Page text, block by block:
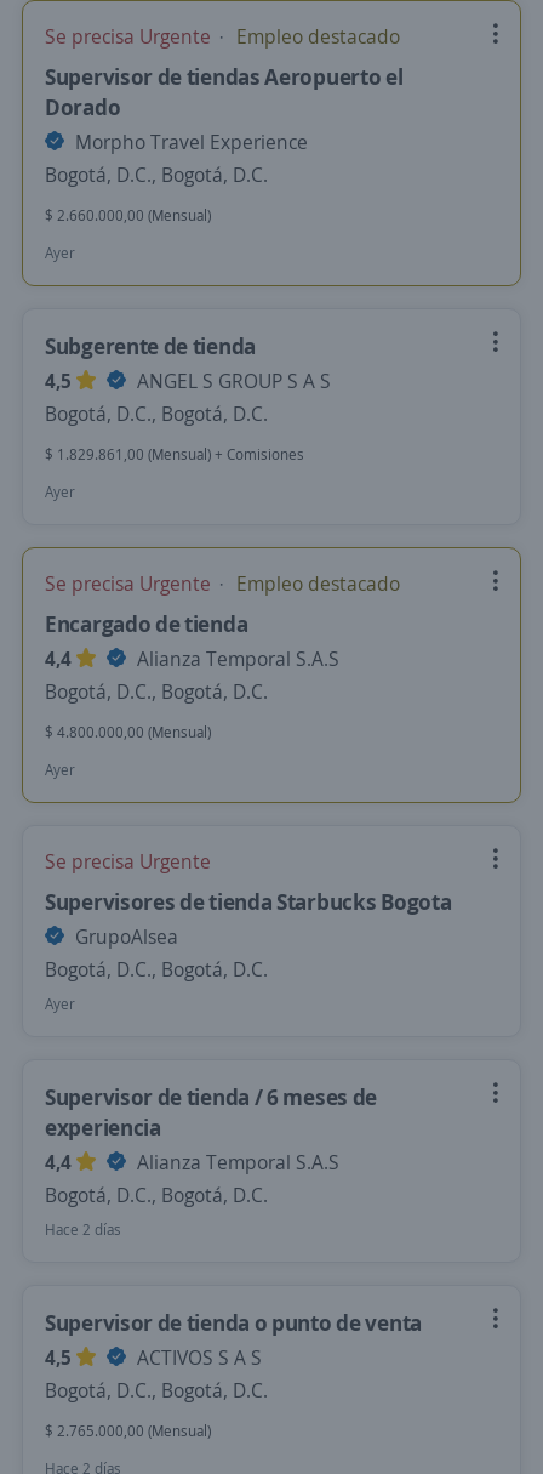
Se precisa Urgente Empleo destacado
Supervisor de tiendas Aeropuerto el
Dorado
Morpho Travel Experience
Bogotá, D.C., Bogotá, D.C.
$ 2.660.000,00 (Mensual)
Ayer
Subgerente de tienda
4,5
ANGEL S GROUP S A S
Bogotá, D.C., Bogotá, D.C.
$ 1.829.861,00 (Mensual) + Comisiones
Ayer
Se precisa Urgente Empleo destacado
Encargado de tienda
4,4
Alianza Temporal S.A.S
Bogotá, D.C., Bogotá, D.C.
$ 4.800.000,00 (Mensual)
Ayer
Se precisa Urgente
Supervisores de tienda Starbucks Bogota
GrupoAlsea
Bogotá, D.C., Bogotá, D.C.
Ayer
Supervisor de tienda / 6 meses de
experiencia
4,4
Alianza Temporal S.A.S
Bogotá, D.C., Bogotá, D.C.
Hace 2 días
Supervisor de tienda o punto de venta
4,5
ACTIVOS S A S
Bogotá, D.C., Bogotá, D.C.
$ 2.765.000,00 (Mensual)
Hace 2 días